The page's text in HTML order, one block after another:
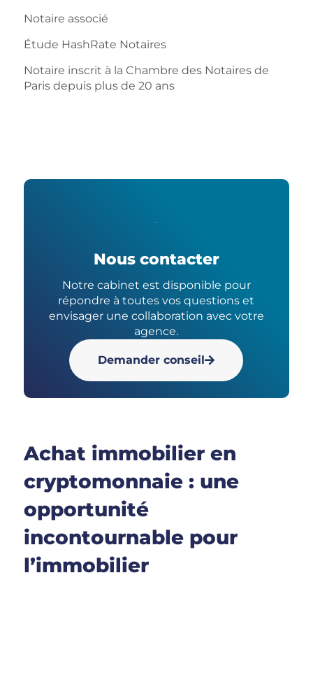
Notaire associé
Étude HashRate Notaires
Notaire inscrit à la Chambre des Notaires de
Paris depuis plus de 20 ans
Nous contacter
Notre cabinet est disponible pour
répondre à toutes vos questions et
envisager une collaboration avec votre
agence.
Demander conseil
Achat immobilier en
cryptomonnaie : une
opportunité
incontournable pour
l’immobilier